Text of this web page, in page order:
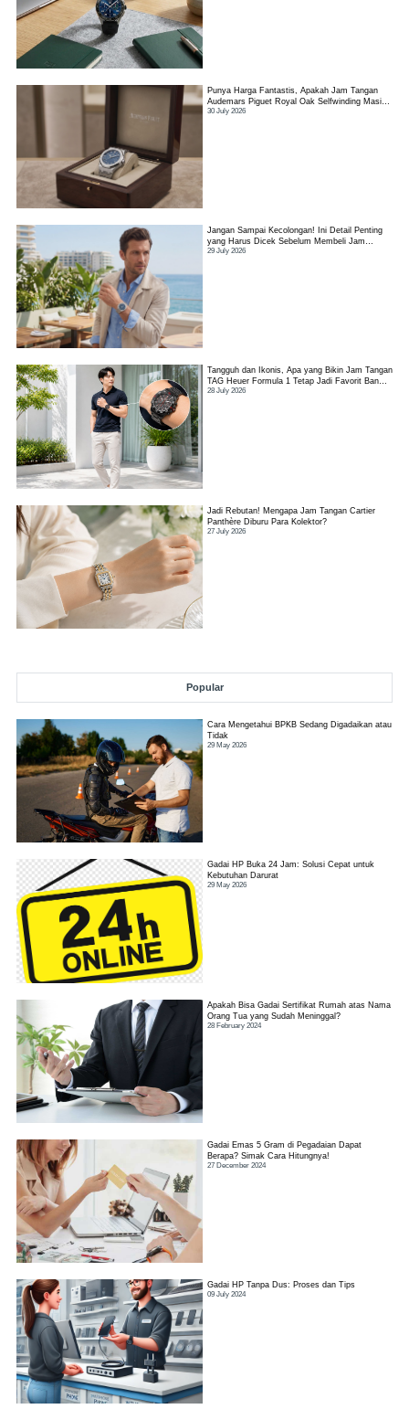
Punya Harga Fantastis, Apakah Jam Tangan
Audemars Piguet Royal Oak Selfwinding Masih
Worth It?
30 July 2026
Jangan Sampai Kecolongan! Ini Detail Penting
yang Harus Dicek Sebelum Membeli Jam
Tangan TAG Heuer Link
29 July 2026
Tangguh dan Ikonis, Apa yang Bikin Jam Tangan
TAG Heuer Formula 1 Tetap Jadi Favorit Banyak
Orang?
28 July 2026
Jadi Rebutan! Mengapa Jam Tangan Cartier
Panthère Diburu Para Kolektor?
27 July 2026
Popular
Cara Mengetahui BPKB Sedang Digadaikan atau
Tidak
29 May 2026
Gadai HP Buka 24 Jam: Solusi Cepat untuk
Kebutuhan Darurat
29 May 2026
Apakah Bisa Gadai Sertifikat Rumah atas Nama
Orang Tua yang Sudah Meninggal?
28 February 2024
Gadai Emas 5 Gram di Pegadaian Dapat
Berapa? Simak Cara Hitungnya!
27 December 2024
Gadai HP Tanpa Dus: Proses dan Tips
09 July 2024